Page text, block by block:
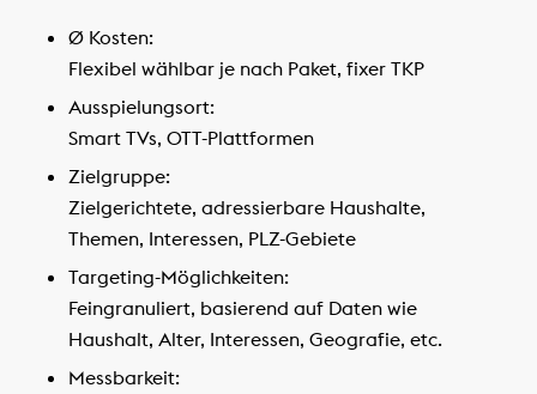
Ø Kosten:
Flexibel wählbar je nach Paket, fixer TKP
Ausspielungsort:
Smart TVs, OTT-Plattformen
Zielgruppe:
Zielgerichtete, adressierbare Haushalte,
Themen, Interessen, PLZ-Gebiete
Targeting-Möglichkeiten:
Feingranuliert, basierend auf Daten wie
Haushalt, Alter, Interessen, Geografie, etc.
Messbarkeit: